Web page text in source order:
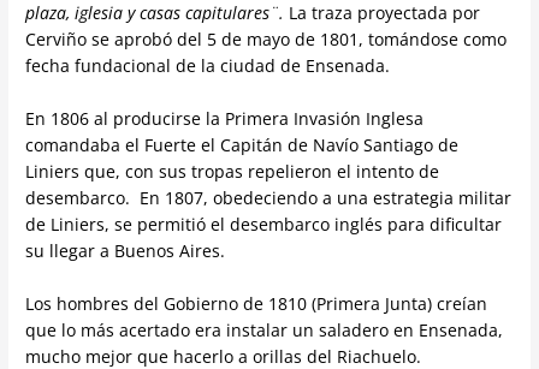
plaza, iglesia y casas capitulares¨. La traza proyectada por
Cerviño se aprobó del 5 de mayo de 1801, tomándose como
fecha fundacional de la ciudad de Ensenada.
En 1806 al producirse la Primera Invasión Inglesa
comandaba el Fuerte el Capitán de Navío Santiago de
Liniers que, con sus tropas repelieron el intento de
desembarco. En 1807, obedeciendo a una estrategia militar
de Liniers, se permitió el desembarco inglés para dificultar
su llegar a Buenos Aires.
Los hombres del Gobierno de 1810 (Primera Junta) creían
que lo más acertado era instalar un saladero en Ensenada,
mucho mejor que hacerlo a orillas del Riachuelo.